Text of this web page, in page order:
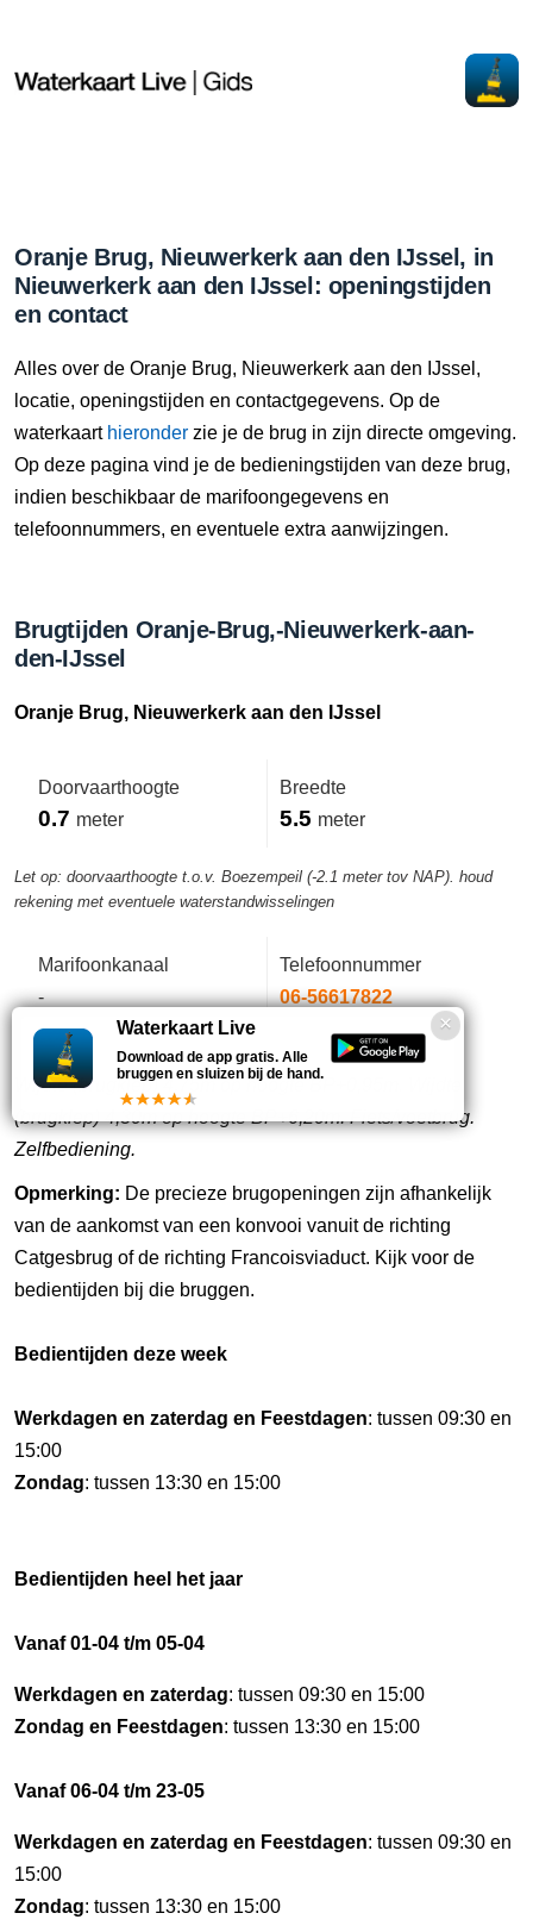
Oranje Brug, Nieuwerkerk aan den IJssel, in
Nieuwerkerk aan den IJssel: openingstijden
en contact
Alles over de Oranje Brug, Nieuwerkerk aan den IJssel,
locatie, openingstijden en contactgegevens. Op de
waterkaart hieronder zie je de brug in zijn directe omgeving.
Op deze pagina vind je de bedieningstijden van deze brug,
indien beschikbaar de marifoongegevens en
telefoonnummers, en eventuele extra aanwijzingen.
Brugtijden Oranje-Brug,-Nieuwerkerk-aan-
den-IJssel
Oranje Brug, Nieuwerkerk aan den IJssel
Doorvaarthoogte
0.7 meter
Breedte
5.5 meter
Let op: doorvaarthoogte t.o.v. Boezempeil (-2.1 meter tov NAP). houd
rekening met eventuele waterstandwisselingen
Marifoonkanaal
-
Telefoonnummer
06-56617822
Wijdte (brugklep) 4,75m op hoogte BP+0,95m. Wijdte
(brugklep) 4,30m op hoogte BP+6,20m. Fiets/voetbrug.
Zelfbediening.
Opmerking: De precieze brugopeningen zijn afhankelijk
van de aankomst van een konvooi vanuit de richting
Catgesbrug of de richting Francoisviaduct. Kijk voor de
bedientijden bij die bruggen.
Bedientijden deze week
Werkdagen en zaterdag en Feestdagen: tussen 09:30 en
15:00
Zondag: tussen 13:30 en 15:00
Bedientijden heel het jaar
Vanaf 01-04 t/m 05-04
Werkdagen en zaterdag: tussen 09:30 en 15:00
Zondag en Feestdagen: tussen 13:30 en 15:00
Vanaf 06-04 t/m 23-05
Werkdagen en zaterdag en Feestdagen: tussen 09:30 en
15:00
Zondag: tussen 13:30 en 15:00
Waterkaart Live
Download de app gratis. Alle
bruggen en sluizen bij de hand.